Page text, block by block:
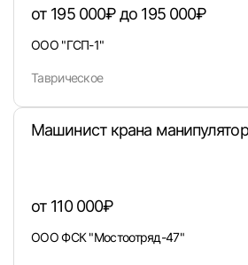
от 195 000₽ до 195 000₽
ООО "ГСП-1"
Таврическое
Машинист крана
от 110 000₽
ООО ФСК "Мостоотряд-47"